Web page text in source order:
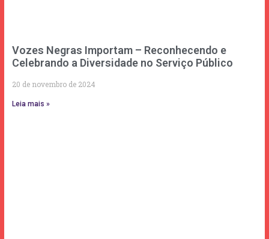
Vozes Negras Importam – Reconhecendo e
Celebrando a Diversidade no Serviço Público
20 de novembro de 2024
Leia mais »